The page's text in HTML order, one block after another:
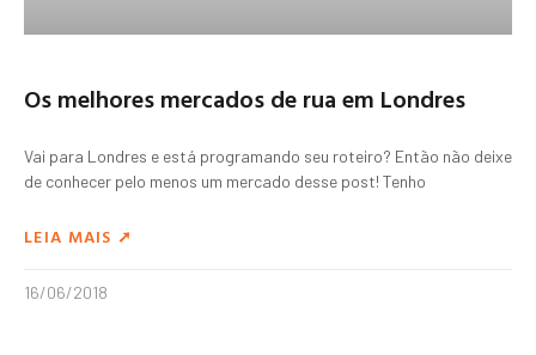
Os melhores mercados de rua em Londres
Vai para Londres e está programando seu roteiro? Então não deixe
de conhecer pelo menos um mercado desse post! Tenho
LEIA MAIS ➚
16/06/2018